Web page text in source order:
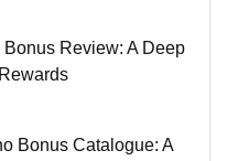
Review: A Deep
Bonus Catalogue: A